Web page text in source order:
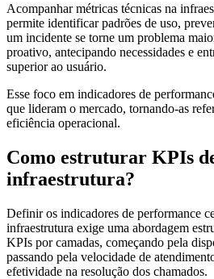
Acompanhar métricas técnicas na
permite identificar padrões de uso,
um incidente se torne um problema
proativo, antecipando necessidades e
superior ao usuário.
Esse foco em indicadores de
que lideram o mercado, tornando-as
eficiência operacional.
Como estruturar KPIs
infraestrutura?
Definir os indicadores de performance
infraestrutura exige uma abordagem
KPIs por camadas, começando pela
passando pela velocidade de
efetividade na resolução dos chamados.